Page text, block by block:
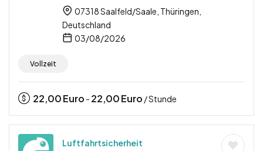
07318 Saalfeld/Saale, Thüringen,
Deutschland
03/08/2026
Vollzeit
22,00Euro - 22,00Euro / Stunde
Luftfahrtsicherheit